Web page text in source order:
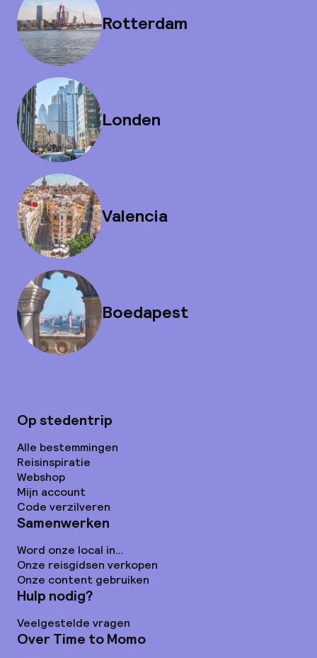
Rotterdam
Londen
Valencia
Boedapest
Op stedentrip
Alle bestemmingen
Reisinspiratie
Webshop
Mijn account
Code verzilveren
Samenwerken
Word onze local in...
Onze reisgidsen verkopen
Onze content gebruiken
Hulp nodig?
Veelgestelde vragen
Over Time to Momo